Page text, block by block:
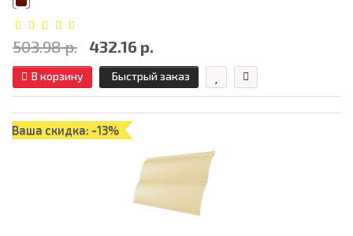
503.98 р. 432.16 р.
В корзину Быстрый заказ
Ваша скидка: -13%